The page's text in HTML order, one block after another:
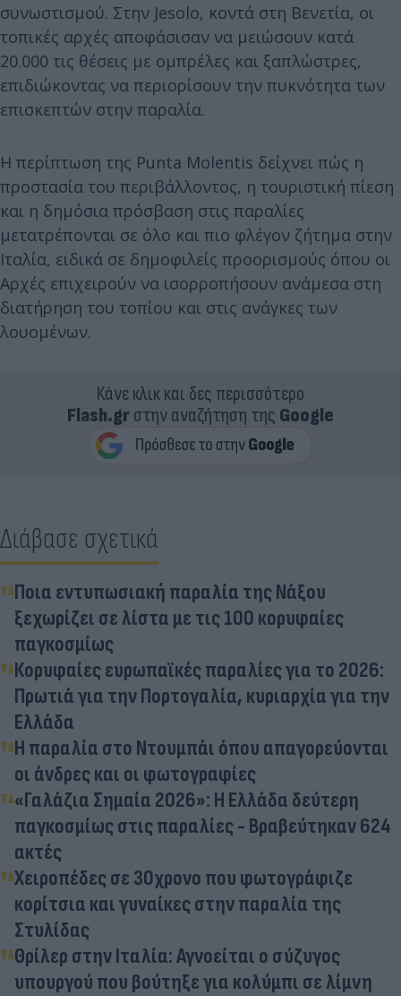
συνωστισμού. Στην Jesolo, κοντά στη Βενετία, οι
τοπικές αρχές αποφάσισαν να μειώσουν κατά
20.000 τις θέσεις με ομπρέλες και ξαπλώστρες,
επιδιώκοντας να περιορίσουν την πυκνότητα των
επισκεπτών στην παραλία.
Η περίπτωση της Punta Molentis δείχνει πώς η
προστασία του περιβάλλοντος, η τουριστική πίεση
και η δημόσια πρόσβαση στις παραλίες
μετατρέπονται σε όλο και πιο φλέγον ζήτημα στην
Ιταλία, ειδικά σε δημοφιλείς προορισμούς όπου οι
Αρχές επιχειρούν να ισορροπήσουν ανάμεσα στη
διατήρηση του τοπίου και στις ανάγκες των
λουομένων.
Κάνε κλικ και δες περισσότερο
Flash.grστην αναζήτηση της Google
Διάβασε σχετικά
Ποια εντυπωσιακή παραλία της Νάξου
ξεχωρίζει σε λίστα με τις 100 κορυφαίες
παγκοσμίως
Κορυφαίες ευρωπαϊκές παραλίες για το 2026:
Πρωτιά για την Πορτογαλία, κυριαρχία για την
Ελλάδα
Η παραλία στο Ντουμπάι όπου απαγορεύονται
οι άνδρες και οι φωτογραφίες
«Γαλάζια Σημαία 2026»: Η Ελλάδα δεύτερη
παγκοσμίως στις παραλίες - Βραβεύτηκαν 624
ακτές
Χειροπέδες σε 30χρονο που φωτογράφιζε
κορίτσια και γυναίκες στην παραλία της
Στυλίδας
Θρίλερ στην Ιταλία: Αγνοείται ο σύζυγος
υπουργού που βούτηξε για κολύμπι σε λίμνη